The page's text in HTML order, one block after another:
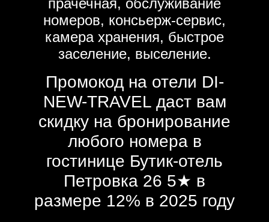
номеров, консьерж-сервис,
камера хранения, быстрое
заселение, выселение.
Промокод на отели DI-
NEW-TRAVEL даст вам
скидку на бронирование
любого номера в
гостинице Бутик-отель
Петровка 26 5★ в
размере 12% в 2025 году